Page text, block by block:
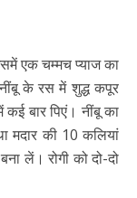
एक चम्मच प्याज का
के रस में शुद्ध कपूर
कई बार पिएं। नींबू का
मदार की 10 कलियां
लें। रोगी को दो-दो